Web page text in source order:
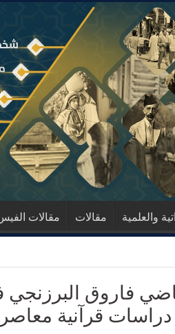
والعلمية مقالات مقالات
فاروق البرزنجي
دراسات قرآنية